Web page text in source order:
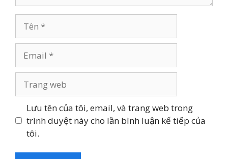
web
Lưu tên của tôi, email, và trang web trong
trình duyệt này cho lần bình luận kế tiếp của
tôi.